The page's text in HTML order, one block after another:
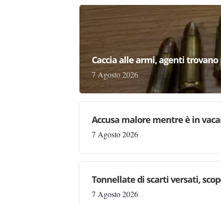
Caccia alle armi, agenti
7 Agosto 2026
Accusa malore mentre è in
7 Agosto 2026
Tonnellate di scarti versati,
7 Agosto 2026